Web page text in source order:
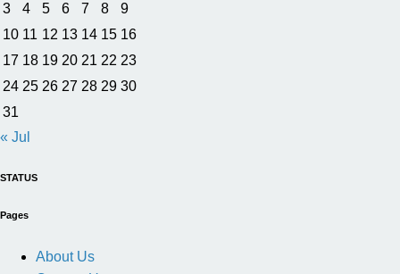
3
4 5 6 7 8
9
10 11 12 13 14 15 16
17 18 19 20 21 22 23
24 25 26 27 28 29 30
31
« Jul
STATUS
Pages
About Us